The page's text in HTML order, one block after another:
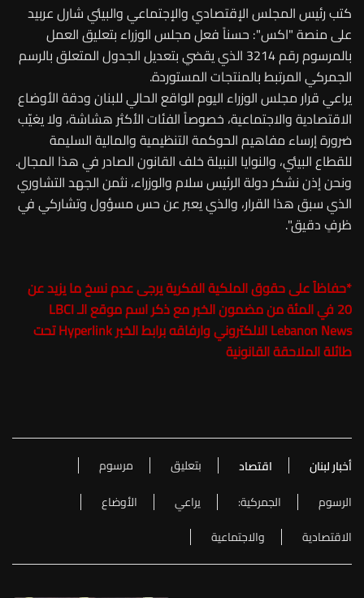
كتب رئيس المجلس الإقتصادي والإجتماعي والبيئي شارل عربيد
على منصة "اكس": ‏حسناً فعل مجلس الوزراء بتعليق العمل
بالمرسوم رقم 3214 الذي يقضي بتعديل الجدول المتعلق بالرسم
الجمركي المرتبط بالمنتجات المستوردة.
يراعي قرار مجلس الوزراء اليوم الواقع الحالي للبنان ودقة الأوضاع
الاقتصادية والاجتماعية، خصوصاً الفئات الأكثر هشاشة، ولا يغيّب
ضرورة إرساء مفاهيم الحوكمة التنظيمية والمالية السليمة
للقطاع البيئي، والنوايا النبيلة خلف القانون الصادر في هذا المجال.
ونحن إذن نشكر دولة الرئيس سلام والوزراء، نثمن الجهد التشاوري
الذي سبق هذا القرار، والذي يعبر عن حس مسؤول وتشاركي في
ظرفٍ دقيق".
*حفاظاً على حقوق الملكية الفكرية يرجى عدم نسخ ما يزيد عن
20 في المئة من مضمون الخبر مع ذكر اسم موقع الـ
LBCI
Lebanon News
الالكتروني وارفاقه برابط الخبر Hyperlink تحت
طائلة الملاحقة القانونية
أخبار لبنان اقتصاد بتعليق
مرسوم
الرسوم
الجمركية: يراعي
الأوضاع
الاقتصادية
والاجتماعية